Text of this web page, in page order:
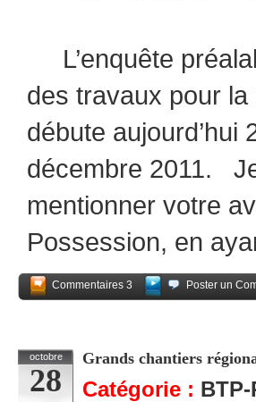
L’enquête
des travaux pour
débute aujourd’hui
décembre 2011.
mentionner votre
Possession, en
Commentaires 3
Poster un
octobre
28
Grands chantiers
Catégorie :